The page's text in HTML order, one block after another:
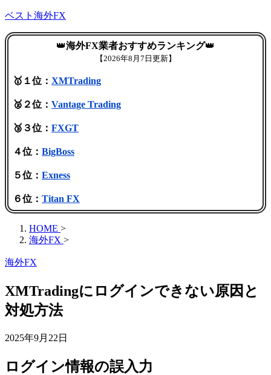
ベスト海外FX
👑海外FX業者おすすめランキング👑
【2026年8月7日更新】
🥇１位： XMTrading
🥈２位： Vantage Trading
🥉３位： FXGT
４位： BigBoss
５位： Exness
６位： Titan FX
HOME >
海外FX >
海外FX
XMTradingにログインできない原因と
対処方法
2025年9月22日
ログイン情報の誤入力